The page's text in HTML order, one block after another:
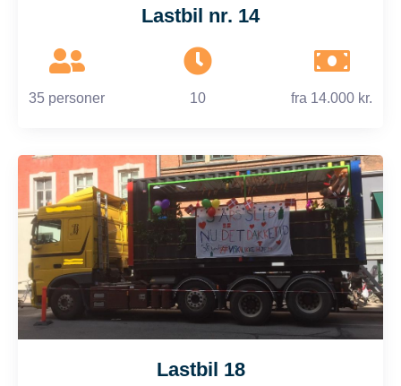
Lastbil nr. 14
35 personer 10 fra 14.000 kr.
Lastbil 18